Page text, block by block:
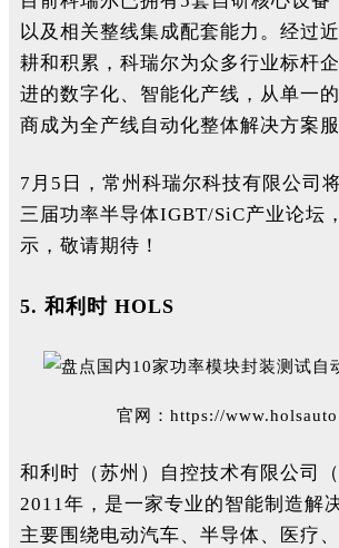
以及相关整线集成配套能力。经过
耕和积累，科瑞尔为众多行业标杆
进的数字化、智能化产线，从单一
商成为全产线自动化整体解决方案服
7月5日，常州科瑞尔科技有限公司
三届功率半导体IGBT/SiC产业论坛
示，敬请期待！
5. 和利时 HOLS
官网： https://
和利时（苏州）自控技术有限公司
2011年，是一家专业的智能制造解
主要围绕电动汽车、半导体、医疗